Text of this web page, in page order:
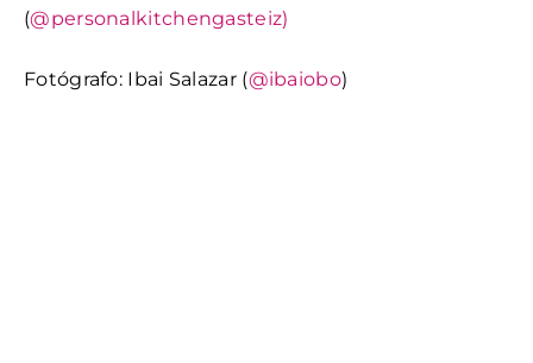
(@personalkitchengasteiz)
Fotógrafo: Ibai Salazar (@ibaiobo)